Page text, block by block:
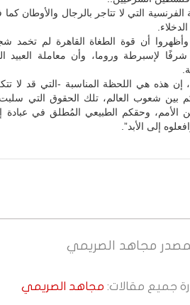
الفرنسية التي لا تتاجر بالرجال والأوطان
وأظهروا أن قوة الطغاة القاهرة لم تخمد
شرفًا لإسبرطة وروما، وأن معاملة
إن هذه هي اللحظة المناسبة -التي قد لا
بين شعوب العالم، تلك الحقوق التي
الأمم، وحقكم الطبيعي المُطلق في عبادة
إلى الأبد”.
مجاهد الصريمي
جميع مقالات: مجاهد الصريمي